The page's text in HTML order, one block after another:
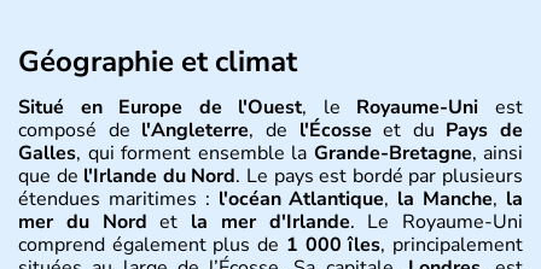
Géographie et climat
Situé en Europe de l'Ouest, le Royaume-Uni est
composé de l'Angleterre, de l'Écosse et du Pays de
Galles, qui forment ensemble la Grande-Bretagne, ainsi
que de l'Irlande du Nord. Le pays est bordé par plusieurs
étendues maritimes : l'océan Atlantique, la Manche, la
mer du Nord et la mer d'Irlande. Le Royaume-Uni
comprend également plus de 1 000 îles, principalement